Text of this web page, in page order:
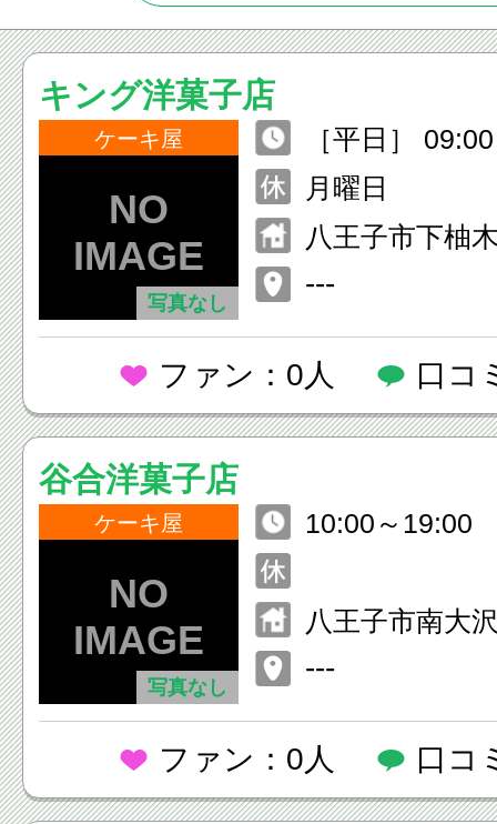
キング洋菓子店
ケーキ屋
写真なし
［平日］
曜日］09:00 -
月曜日
八王子市下柚
---
ファン：0人 口コ
谷合洋菓子店
ケーキ屋
写真なし
10:00～19:00
八王子市南大
---
ファン：0人 口コ